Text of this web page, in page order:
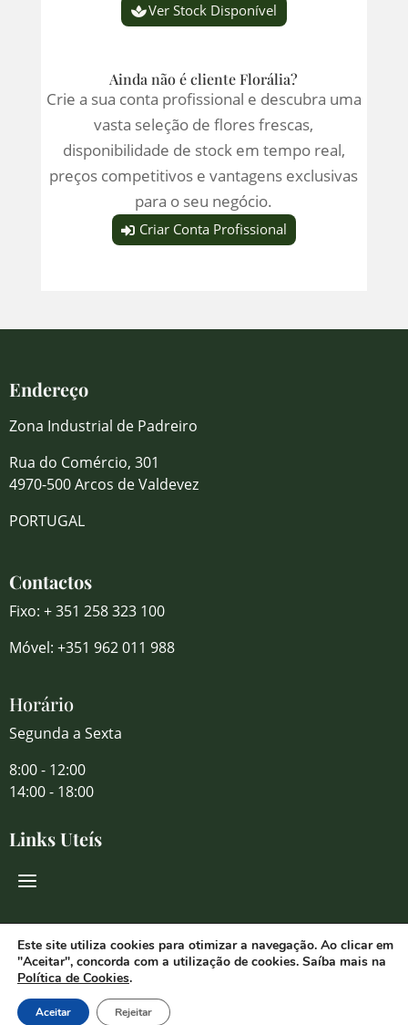
Ver Stock Disponível
Ainda não é cliente Florália?
Crie a sua conta profissional e descubra uma
vasta seleção de flores frescas,
disponibilidade de stock em tempo real,
preços competitivos e vantagens exclusivas
para o seu negócio.
Criar Conta Profissional
Endereço
Zona Industrial de Padreiro
Rua do Comércio, 301
4970-500 Arcos de Valdevez
PORTUGAL
Contactos
Fixo: + 351 258 323 100
Móvel: +351 962 011 988
Horário
Segunda a Sexta
8:00 - 12:00
14:00 - 18:00
Links Uteís
Redes Sociais
© 2026 Florália Comércio de Flores
Este site utiliza cookies para otimizar a navegação. Ao clicar em
"Aceitar", concorda com a utilização de cookies. Saíba mais na
Política de Cookies.
Aceitar Rejeitar